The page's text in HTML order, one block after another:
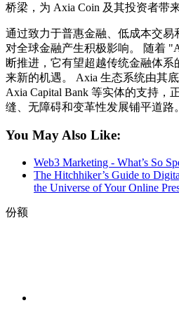
桥梁，为 Axia Coin 及其投资者带
通过致力于普惠金融、低成本交易
对全球金融产生积极影响。 随着
断推进，它有望超越传统金融体
来新的机遇。 Axia 生态系统由其
Axia Capital Bank 等实体的支持，
缝、无障碍和变革性发展铺平道路。
You May Also Like:
Web3 Marketing - What’s So
The Hitchhiker’s Guide to
the Universe of Your Online
份额